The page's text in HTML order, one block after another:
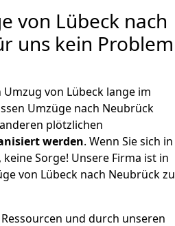
von Lübeck nach
uns kein Problem
von Lübeck lange im
Umzüge nach Neubrück
plötzlichen
werden. Wenn Sie sich in
Sorge! Unsere Firma ist in
von Lübeck nach Neubrück zu
und durch unseren